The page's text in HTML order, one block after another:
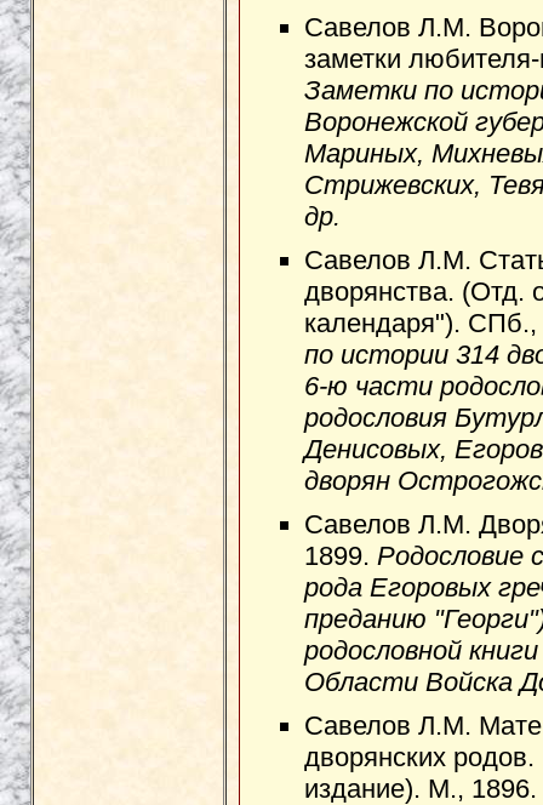
Савелов Л.М.
заметки
Заметки по
Воронежской
Мариных,
Стрижевских,
др.
Савелов Л.М.
дворянства. (Отд.
календаря").
по истории 314
6-ю части
родословия
Денисовых,
дворян
Савелов Л.М.
1899. Родословие
рода Егоровых
преданию
родословной
Области Войска
Савелов Л.М.
дворянских
издание). М.,